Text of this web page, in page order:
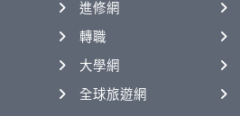
進修網
轉職
大學網
全球旅遊網